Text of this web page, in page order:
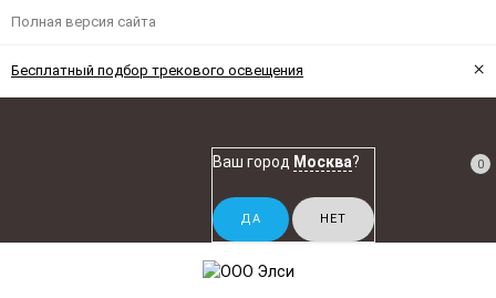
Полная версия сайта
Бесплатный подбор трекового освещения ×
Ваш город Москва? 0